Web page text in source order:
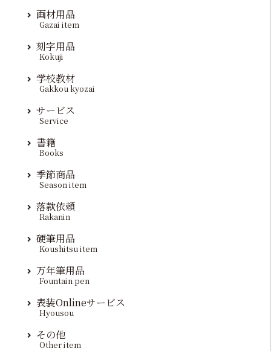
画材用品
Gazai item
刻字用品
Kokuji
学校教材
Gakkou kyozai
サービス
Service
書籍
Books
季節商品
Season item
落款依頼
Rakanin
硬筆用品
Koushitsu item
万年筆用品
Fountain pen
表装Onlineサービス
Hyousou
その他
Other item